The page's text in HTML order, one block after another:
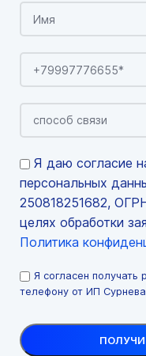
Я даю согласие
персональных
250818251682,
целях обработки
Политика
Я согласен
телефону от ИП